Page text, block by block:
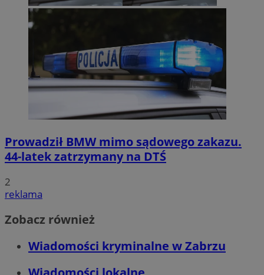
Prowadził BMW mimo sądowego zakazu.
44-latek zatrzymany na DTŚ
2
reklama
Zobacz również
Wiadomości kryminalne w Zabrzu